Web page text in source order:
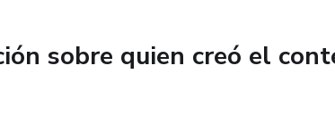
sobre quien creó el